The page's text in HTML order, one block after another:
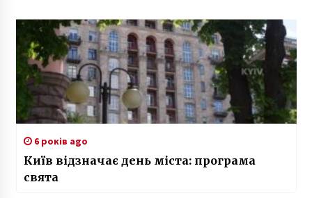
6 років ago
Київ відзначає день міста: програма
свята